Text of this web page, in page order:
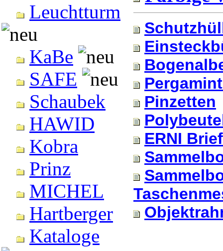
Leuchtturm
KaBe
SAFE
Schaubek
HAWID
Kobra
Prinz
MICHEL
Hartberger
Kataloge
Pinzetten
ERNI